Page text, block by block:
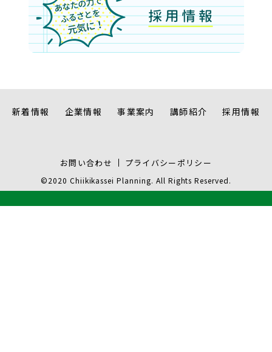
新着情報 企業情報 事業案内 講師紹介 採用情報
お問い合わせ プライバシーポリシー
©2020 Chiikikassei Planning. All Rights Reserved.